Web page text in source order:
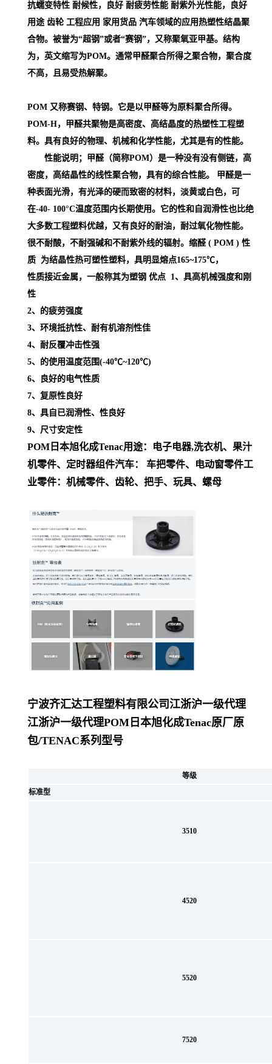
抗蠕变特性 耐候性，良好 耐疲劳性能 耐紫外光性能，良好
用途 齿轮 工程应用 家用货品 汽车领域的应用热塑性结晶聚
合物。被誉为“超钢”或者“赛钢”，又称聚氧亚甲基。结构
为，英文缩写为POM。通常甲醛聚合所得之聚合物，聚合度
不高，且易受热解聚。
POM 又称赛钢、特钢。它是以甲醛等为原料聚合所得。
POM-H，甲醛共聚物是高密度、高结晶度的热塑性工程塑
料。具有良好的物理、机械和化学性能，尤其是有的性能。
性能说明；甲醛（简称POM）是一种没有没有侧链，高
密度，高结晶性的线性聚合物，具有的综合性能。 甲醛是一
种表面光滑，有光泽的硬而致密的材料，淡黄或白色，可
在-40- 100°C温度范围内长期使用。它的性和自润滑性也比绝
大多数工程塑料优越，又有良好的耐油，耐过氧化物性能。
很不耐酸，不耐强碱和不耐紫外线的辐射。缩醛 ( POM ) 性
质 为结晶性热可塑性塑料，具明显熔点165~175℃，
性质接近金属，一般称其为塑钢 优点 1、具高机械强度和刚
性
2、的疲劳强度
3、环境抵抗性、耐有机溶剂性佳
4、耐反覆冲击性强
5、的使用温度范围(-40℃~120℃)
6、良好的电气性质
7、复原性良好
8、具自已润滑性、性良好
9、尺寸安定性
POM日本旭化成Tenac用途：
电子电器,洗衣机、果汁
机零件、定时器组件汽车： 车把零件、电动窗零件工
业零件：机械零件、齿轮、把手、玩具、螺母
宁波齐汇达工程塑料有限公司江浙沪一级代理
江浙沪一级代理POM日本旭化成Tenac原厂原
包/TENAC系列型号
等级
标准型
3510
4520
5520
7520